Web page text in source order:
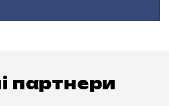
партнери